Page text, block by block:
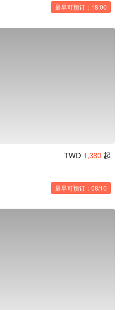
最早可预订：18:00
TWD 1,380 起
最早可预订：08/10